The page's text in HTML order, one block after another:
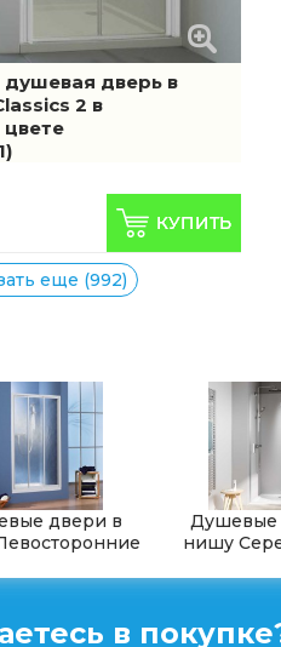
дверь в
2 в
еще (992)
двери в
Душевые
нишу
в